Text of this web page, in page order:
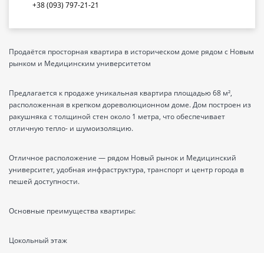
+38 (093) 797-21-21
Продаётся просторная квартира в историческом доме рядом с Новым
рынком и Медицинским университетом
Предлагается к продаже уникальная квартира площадью 68 м²,
расположенная в крепком дореволюционном доме. Дом построен из
ракушняка с толщиной стен около 1 метра, что обеспечивает
отличную тепло- и шумоизоляцию.
Отличное расположение — рядом Новый рынок и Медицинский
университет, удобная инфраструктура, транспорт и центр города в
пешей доступности.
Основные преимущества квартиры:
Цокольный этаж